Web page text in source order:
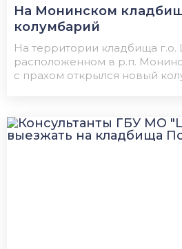
На Монинском
колумбарий
На территории кладбища
расположенном в р.п.
с прахом открылся новый